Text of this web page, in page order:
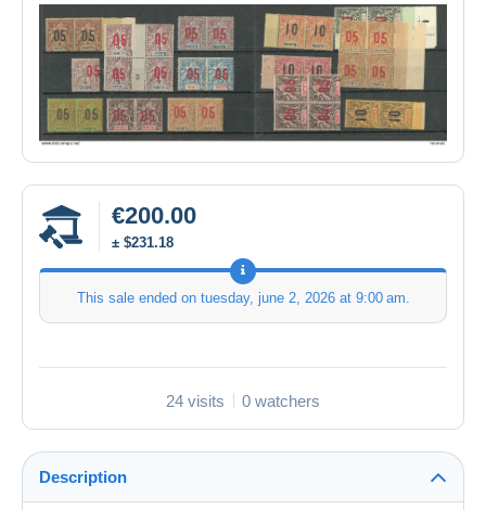
€200.00
± $231.18
This sale ended on tuesday, june 2, 2026 at 9:00 am
24 visits 0 watchers
Description